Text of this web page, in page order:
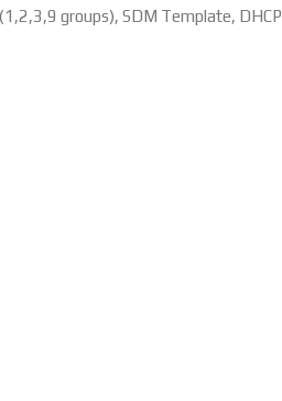
groups), SDM Template,